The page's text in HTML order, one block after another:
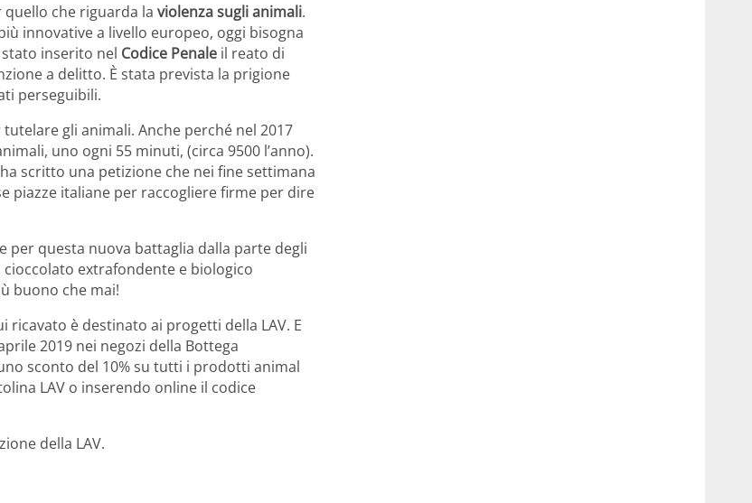
quello che riguarda la violenza sugli animali.
innovative a livello europeo, oggi bisogna
inserito nel Codice Penale il reato di
a delitto. È stata prevista la prigione
perseguibili.
gli animali. Anche perché nel 2017
uno ogni 55 minuti, (circa 9500 l’anno).
scritto una petizione che nei fine settimana
piazze italiane per raccogliere firme per dire
per questa nuova battaglia dalla parte degli
cioccolato extrafondente e biologico
buono che mai!
ricavato è destinato ai progetti della LAV. E
2019 nei negozi della Bottega
sconto del 10% su tutti i prodotti animal
LAV o inserendo online il codice
della LAV.